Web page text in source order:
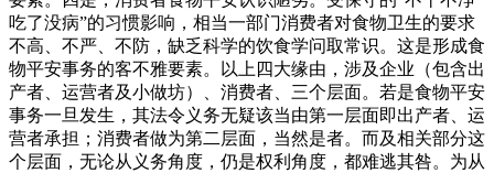
吃了没病”的习惯影响，相当一部门消费者对食物卫生的要求
不高、不严、不防，缺乏科学的饮食学问取常识。这是形成食
物平安事务的客不雅要素。以上四大缘由，涉及企业（包含出
产者、运营者及小做坊）、消费者、三个层面。若是食物平安
事务一旦发生，其法令义务无疑该当由第一层面即出产者、运
营者承担；消费者做为第二层面，当然是者。而及相关部分这
个层面，无论从义务角度，仍是权利角度，都难逃其咎。为从